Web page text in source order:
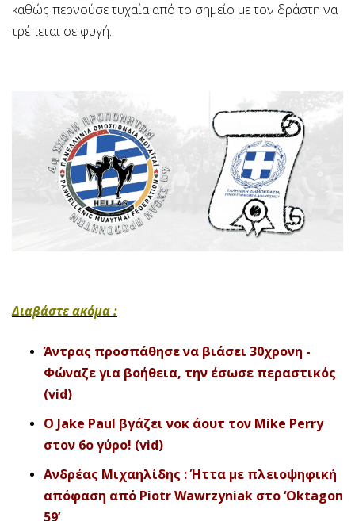
καθώς περνούσε τυχαία από το σημείο με τον δράστη να
τρέπεται σε φυγή.
Διαβάστε ακόμα :
Άντρας προσπάθησε να βιάσει 30χρονη -
Φώναζε για βοήθεια, την έσωσε περαστικός
(vid)
O Jake Paul βγάζει νοκ άουτ τον Mike Perry
στον 6ο γύρο! (vid)
Ανδρέας Μιχαηλίδης : Ήττα με πλειοψηφική
απόφαση από Piotr Wawrzyniak στο ‘Oktagon
59’